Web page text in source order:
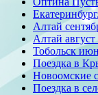
Алтай
Алтай
Тобольск
Поездка в
Новоомские
Поездка в